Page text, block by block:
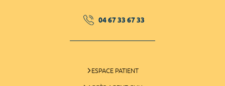
04 67 33 67 33
ESPACE PATIENT